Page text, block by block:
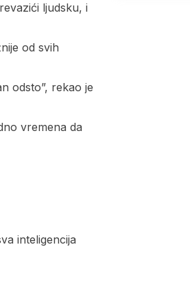
ljudsku, i
od svih
odsto”, rekao je
vremena da
inteligencija